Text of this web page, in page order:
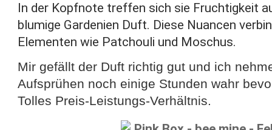
In der Kopfnote treffen sich sie Fruchtigkeit
blumige Gardenien Duft. Diese Nuancen
Elementen wie Patchouli und Moschus.
Mir gefällt der Duft richtig gut und ich
Aufsprühen noch einige Stunden wahr
Tolles Preis-Leistungs-Verhältnis.